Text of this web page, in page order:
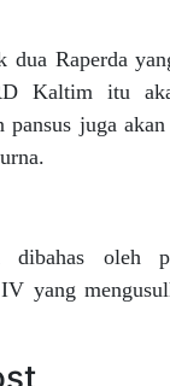
dua Raperda
Kaltim itu
pansus juga
dibahas oleh
yang